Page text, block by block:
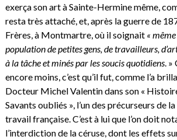
exerça son art à Sainte-Hermine même,
resta très attaché, et, après la guerre de
Frères, à Montmartre, où il soignait «
population de petites gens, de travailleurs,
à la tâche et minés par les soucis quotidiens. »
encore moins, c’est qu’il fut, comme l’a
Docteur Michel Valentin dans son «
Savants oubliés », l’un des précurseurs de
travail française. C’est à lui que l’on doit
l’interdiction de la céruse, dont les effets